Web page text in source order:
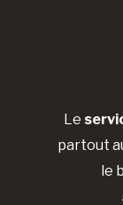
Le
partout
le